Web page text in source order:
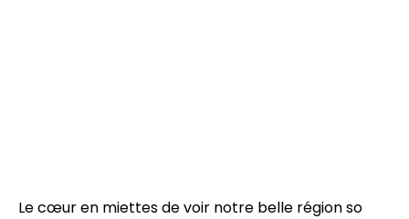
Le cœur en miettes de voir notre belle région so